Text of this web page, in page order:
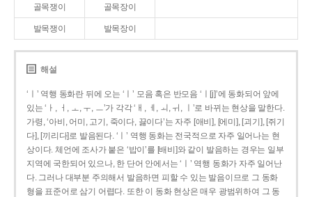
골목쟁이 골목장이
발목쟁이 발목장이
해설
‘ㅣ’ 역행 동화란 뒤에 오는 ‘ㅣ’ 모음 혹은 반모음 ‘ㅣ[j]’에 동화되어 앞에
있는 ‘ㅏ, ㅓ, ㅗ, ㅜ, ㅡ’가 각각 ‘ㅐ, ㅔ, ㅚ, ㅟ, ㅣ’로 바뀌는 현상을 말한다.
가령, ‘아비, 어미, 고기, 죽이다, 끓이다’는 자주 [애비], [에미], [괴기], [쥐기
다], [끼리다]로 발음된다. ‘ㅣ’ 역행 동화는 전국적으로 자주 일어나는 현
상이다. 체언에 조사가 붙은 ‘밥이’를 [배비]와 같이 발음하는 경우는 일부
지역에 국한되어 있으나, 한 단어 안에서는 ‘ㅣ’ 역행 동화가 자주 일어난
다. 그러나 대부분 주의해서 발음하면 피할 수 있는 발음이므로 그 동화
형을 표준어로 삼기 어렵다. 또한 이 동화 현상은 매우 광범위하여 그 동